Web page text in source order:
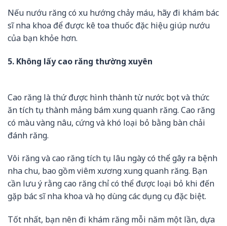
Nếu nướu răng có xu hướng chảy máu, hãy đi khám bác
sĩ nha khoa để được kê toa thuốc đặc hiệu giúp nướu
của bạn khỏe hơn.
5. Không lấy cao răng thường xuyên
Cao răng là thứ được hình thành từ nước bọt và thức
ăn tích tụ thành mảng bám xung quanh răng. Cao răng
có màu vàng nâu, cứng và khó loại bỏ bằng bàn chải
đánh răng.
Vôi răng và cao răng tích tụ lâu ngày có thể gây ra bệnh
nha chu, bao gồm viêm xương xung quanh răng. Bạn
cần lưu ý rằng cao răng chỉ có thể được loại bỏ khi đến
gặp bác sĩ nha khoa và họ dùng các dụng cụ đặc biệt.
Tốt nhất, bạn nên đi khám răng mỗi năm một lần, dựa